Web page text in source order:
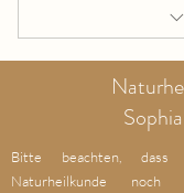
Bitte beachten,
Naturheilkunde noch